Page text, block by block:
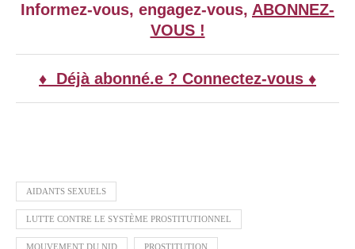
Informez-vous, engagez-vous, ABONNEZ-
VOUS !
♦ Déjà abonné.e ? Connectez-vous ♦
AIDANTS SEXUELS
LUTTE CONTRE LE SYSTÈME PROSTITUTIONNEL
MOUVEMENT DU NID PROSTITUTION